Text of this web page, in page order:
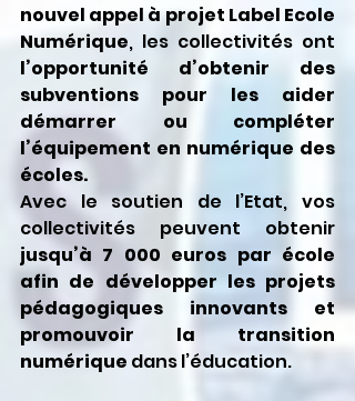
nouvel appel à projet Label Ecole
Numérique
l’opportunité d’obtenir des
subventions pour les aider
démarrer ou compléter
l’équipement en numérique des
écoles.
Avec le soutien de l’Etat, vos
jusqu’à 7 000 euros par école
afin de développer les projets
pédagogiques innovants et
promouvoir la transition
numérique dans l’éducation.